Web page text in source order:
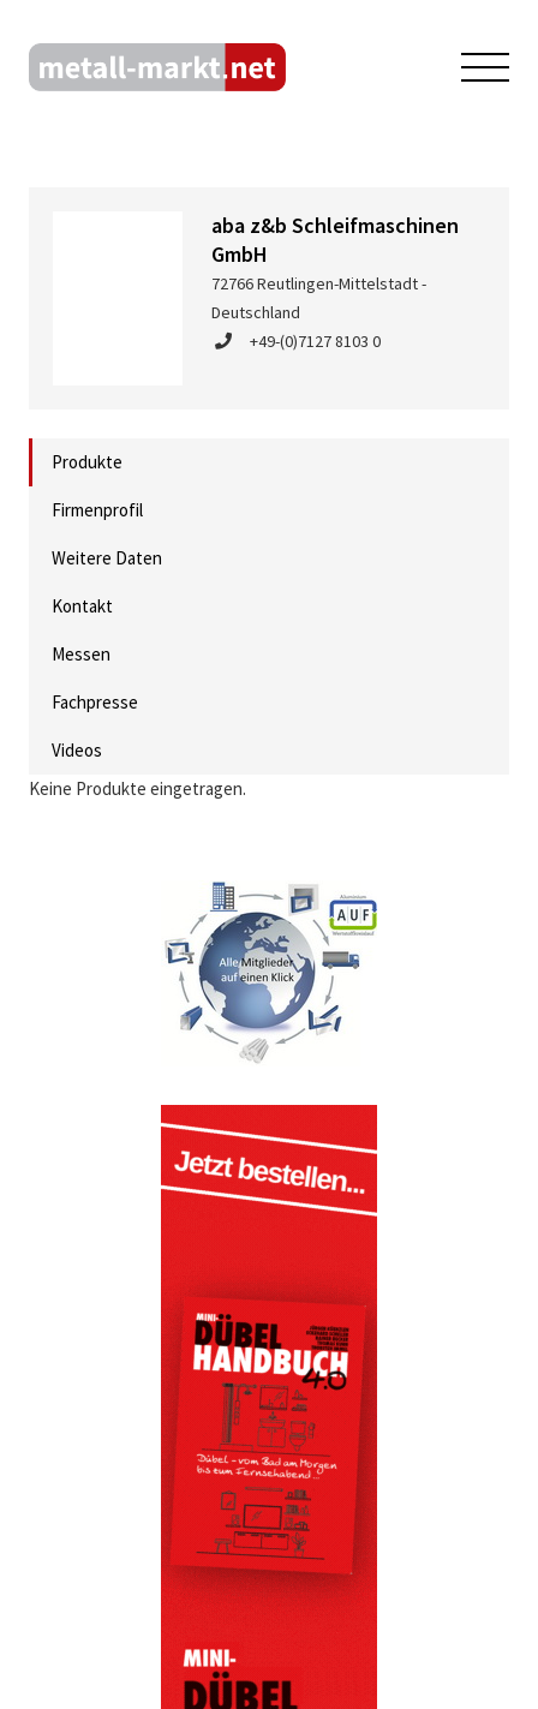
aba z&b Schleifmaschinen
GmbH
72766 Reutlingen-Mittelstadt -
Deutschland
+49-(0)7127 8103 0
Produkte
Firmenprofil
Weitere Daten
Kontakt
Messen
Fachpresse
Videos
Keine Produkte eingetragen.